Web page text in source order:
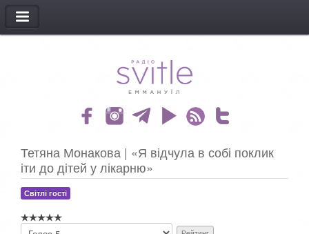
Тетяна Монакова | «Я відчула в собі поклик
іти до дітей у лікарню»
Світлі гості